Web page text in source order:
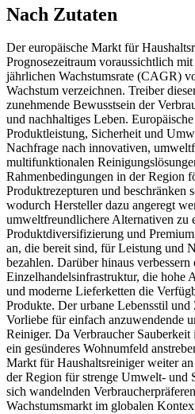
Nach Zutaten
Der europäische Markt für
Prognosezeitraum voraussichtlich
jährlichen Wachstumsrate (CAGR)
Wachstum verzeichnen. Treiber
zunehmende Bewusstsein der
und nachhaltiges Leben.
Produktleistung, Sicherheit und
Nachfrage nach innovativen,
multifunktionalen
Rahmenbedingungen in der Region
Produktrezepturen und beschränken
wodurch Hersteller dazu angeregt
umweltfreundlichere Alternativen zu
Produktdiversifizierung und
an, die bereit sind, für Leistung und
bezahlen. Darüber hinaus verbessern
Einzelhandelsinfrastruktur, die hohe
und moderne Lieferketten die
Produkte. Der urbane Lebensstil
Vorliebe für einfach anzuwendende
Reiniger. Da Verbraucher
ein gesünderes Wohnumfeld
Markt für Haushaltsreiniger weiter
der Region für strenge Umwelt- und
sich wandelnden
Wachstumsmarkt im globalen